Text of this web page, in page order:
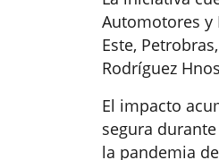
Automotores y
Este,
Rodríguez
El impacto
segura
la pandemia